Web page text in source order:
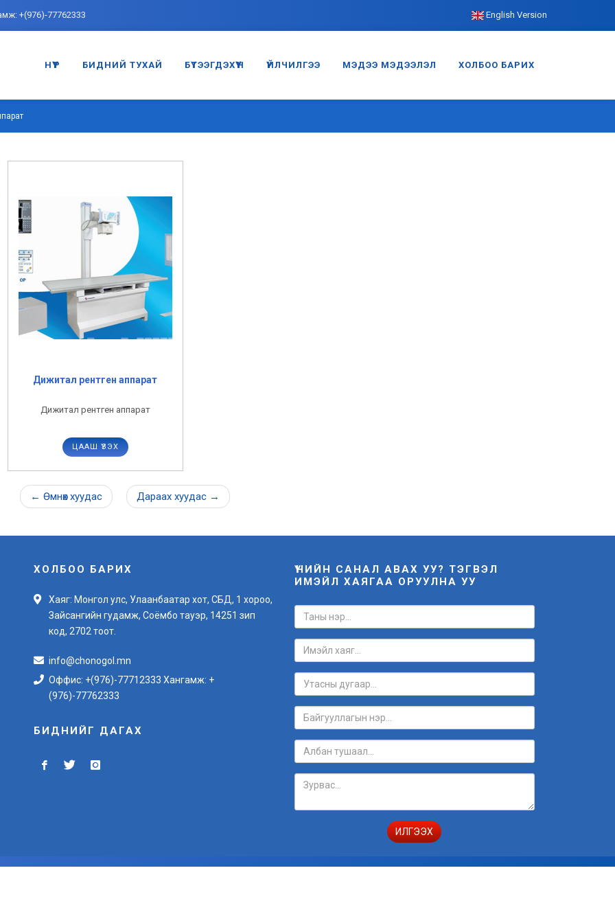
+(976)-77762333 English Version
НҮҮР БИДНИЙ ТУХАЙ БҮТЭЭГДЭХҮҮН ҮЙЛЧИЛГЭЭ МЭДЭЭ МЭДЭЭЛЭЛ ХОЛБОО БАРИХ
Дижитал рентген аппарат
Дижитал рентген аппарат
ЦААШ ҮЗЭХ
← Өмнөххуудас Дараах хуудас →
ХОЛБОО БАРИХ
Хаяг: Монгол улс, Улаанбаатар хот, СБД, 1 хороо,
Зайсангийн гудамж, Соёмбо тауэр, 14251 зип
код, 2702 тоот.
info@chonogol.mn
Оффис: +(976)-77712333 Хангамж: +
(976)-77762333
БИДНИЙГ ДАГАХ
ҮНИЙН САНАЛ АВАХ УУ? ТЭГВЭЛ
ИМЭЙЛ ХАЯГАА ОРУУЛНА УУ
ИЛГЭЭХ